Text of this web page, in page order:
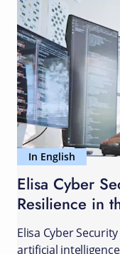
In English
Elisa Cyber
Resilience in
Elisa Cyber
artificial